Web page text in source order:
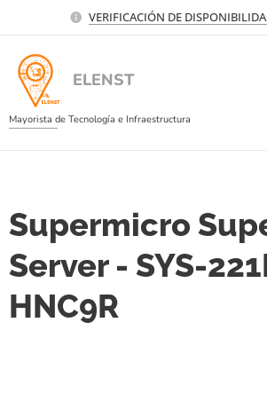
VERIFICACIÓN DE
ELENST
Mayorista de Tecnología e Infraestructura
Supermicro
Server - SYS-
HNC9R